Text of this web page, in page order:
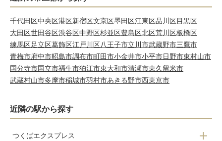
千代田区中央区港区新宿区文京区墨田区江東区品川区目黒区
大田区世田谷区渋谷区中野区杉並区豊島区北区荒川区板橋区
練馬区足立区葛飾区江戸川区八王子市立川市武蔵野市三鷹市
青梅市府中市昭島市調布市町田市小金井市小平市日野市東村山市
国分寺市国立市福生市狛江市東大和市清瀬市東久留米市
武蔵村山市多摩市稲城市羽村市あきる野市西東京市
近隣の駅から探す
つくばエクスプレス